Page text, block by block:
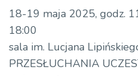
18-19 maja 2025, godz.
18:00
sala im. Lucjana
PRZESŁUCHANIA